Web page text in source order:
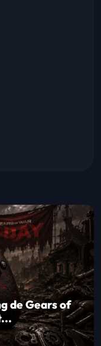
de Gears of